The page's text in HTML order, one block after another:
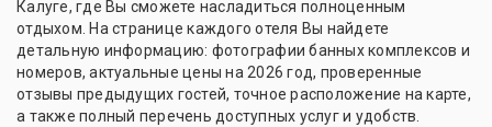
Калуге, где Вы сможете насладиться полноценным
отдыхом. На странице каждого отеля Вы найдете
детальную информацию: фотографии банных комплексов и
номеров, актуальные цены на 2026 год, проверенные
отзывы предыдущих гостей, точное расположение на карте,
а также полный перечень доступных услуг и удобств.